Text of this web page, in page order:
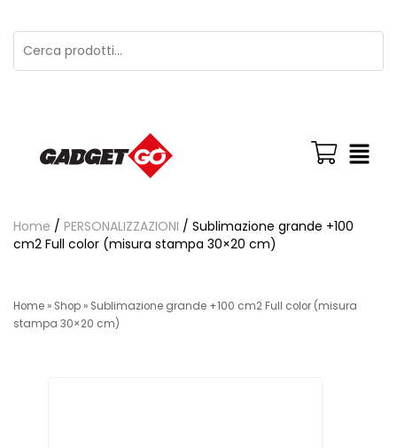
Home / PERSONALIZZAZIONI / Sublimazione grande +100
cm2 Full color (misura stampa 30×20 cm)
Home » Shop » Sublimazione grande +100 cm2 Full color (misura
stampa 30×20 cm)